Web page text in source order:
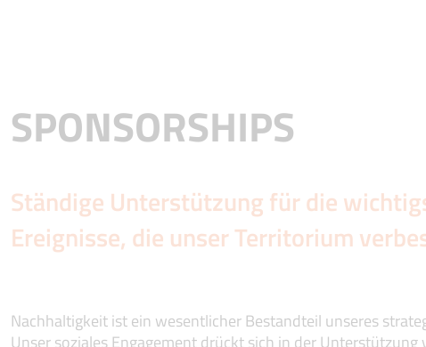
SPONSORSHIPS
Ständige Unterstützung für die
Ereignisse, die unser Territorium
Nachhaltigkeit ist ein wesentlicher Bestandteil unseres